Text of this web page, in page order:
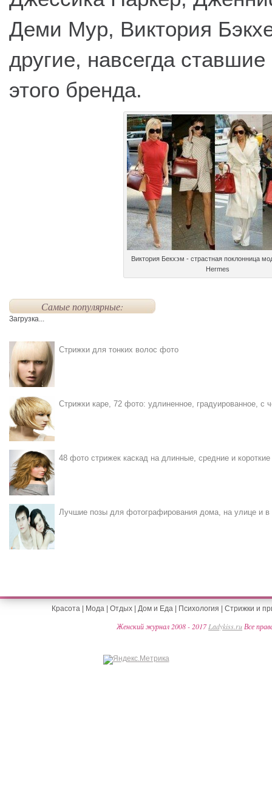
Деми Мур, Виктория
другие, навсегда
этого бренда.
Виктория Бекхэм - страстная поклонница
Hermes
Самые популярные:
Загрузка...
Стрижки для тонких волос фото
Стрижки каре, 72 фото: удлиненное, градуированное, с
48 фото стрижек каскад на длинные, средние и
Лучшие позы для фотографирования дома, на улице и в
Красота| Мода| Отдых| Дом и Еда| Психология Стрижки и
Женский журнал 2008 - 2017Ladykiss.ru Все